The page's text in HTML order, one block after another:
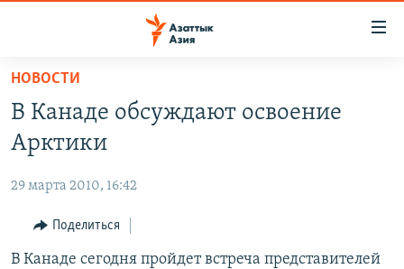
Вернуться
основному
содержанию
Вернутся
навигации
Вернутся
ЦЕНТРАЛЬНАЯ АЗИЯ
УЗБЕКИСТАН
ТАДЖИКИСТАН
НОВОСТИ
ВОЙНА В УКРАИНЕ
НА ДРУГИХ ЯЗЫКАХ
ҚАЗАҚША
КЫРГЫЗЧА
НОВОСТИ
В Канаде обсуждают освоение
Арктики
29 марта 2010, 16:42
Поделиться
В Канаде сегодня пройдет встреча представителей